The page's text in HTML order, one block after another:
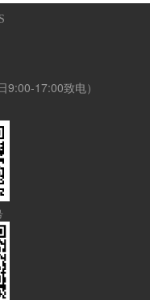
17:00致电）